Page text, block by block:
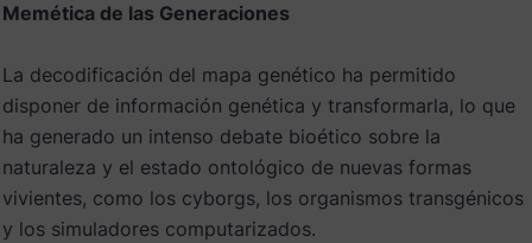
Memética de las Generaciones
La decodificación del mapa genético ha permitido
disponer de información genética y transformarla, lo que
ha generado un intenso debate bioético sobre la
naturaleza y el estado ontológico de nuevas formas
vivientes, como los cyborgs, los organismos transgénicos
y los simuladores computarizados.